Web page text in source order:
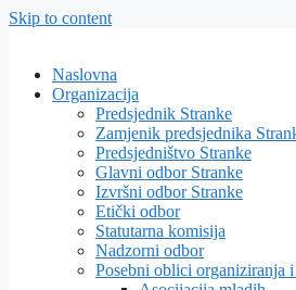
Skip to content
Naslovna
Organizacija
Predsjednik Stranke
Zamjenik predsjednika
Predsjedništvo Stranke
Glavni odbor Stranke
Izvršni odbor Stranke
Etički odbor
Statutarna komisija
Nadzorni odbor
Posebni oblici organiziranja